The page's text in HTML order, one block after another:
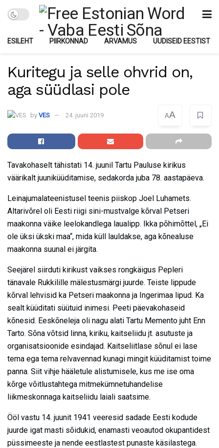
ESILEHT PIIRKONNAD ARVAMUS UUDISEID EESTIST
Kuritegu ja selle ohvrid on,
aga süüdlasi pole
by VES 24. juuni 2019 AA
Tavakohaselt tähistati 14. juunil Tartu Pauluse kirikus
väärikalt juuniküüditamise, sedakorda juba 78. aastapäeva.
Leinajumalateenistusel teenis piiskop Joel Luhamets.
Altarivõrel oli Eesti riigi sini-mustvalge kõrval Petseri
maakonna väike leelokandlega laualipp. Ikka põhimõttel, „Ei
ole üksi ükski maa“, mida küll lauldakse, aga kõnealuse
maakonna suunal ei järgita.
Seejärel siirduti kirikust vaikses rongkäigus Pepleri
tänavale Rukkilille mälestusmärgi juurde. Teiste lippude
kõrval lehvisid ka Petseri maakonna ja Ingerimaa lipud. Ka
sealt küüditati süütuid inimesi. Peeti päevakohaseid
kõnesid. Eeskõneleja oli nagu alati Tartu Memento juht Enn
Tarto. Sõna võtsid linna, kiriku, kaitseliidu jt. asutuste ja
organisatsioonide esindajad. Kaitseliitlase sõnul ei lase
tema ega tema relvavennad kunagi mingit küüditamist toime
panna. Siit vihje hääletule alistumisele, kus me ise oma
kõrge võitlustahtega mitmekümnetuhandelise
liikmeskonnaga kaitseliidu laiali saatsime.
Ööl vastu 14. juunit 1941 veeresid sadade Eesti kodude
juurde igat masti sõidukid, enamasti veoautod okupantidest
püssimeeste ja nende eestlastest punaste käsilastega.